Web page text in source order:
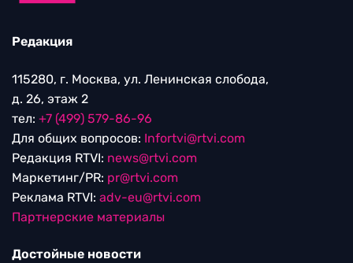
Редакция
115280, г. Москва, ул. Ленинская слобода,
д. 26, этаж 2
тел: +7 (499) 579-86-96
Для общих вопросов: Infortvi@rtvi.com
Редакция RTVI: news@rtvi.com
Маркетинг/PR: pr@rtvi.com
Реклама RTVI: adv-eu@rtvi.com
Партнерские материалы
Достойные новости